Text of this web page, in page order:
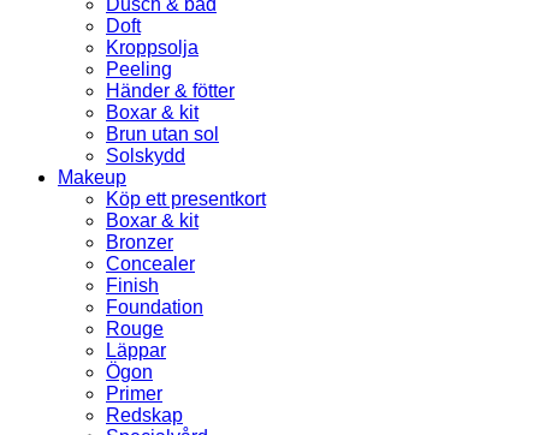
Dusch & bad
Doft
Kroppsolja
Peeling
Händer & fötter
Boxar & kit
Brun utan sol
Solskydd
Makeup
Köp ett presentkort
Boxar & kit
Bronzer
Concealer
Finish
Foundation
Rouge
Läppar
Ögon
Primer
Redskap